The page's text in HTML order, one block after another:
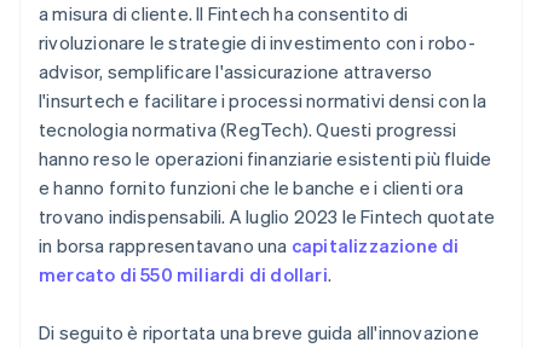
a misura di cliente. Il Fintech ha consentito di
rivoluzionare le strategie di investimento con i robo-
advisor, semplificare l'assicurazione attraverso
l'insurtech e facilitare i processi normativi densi con la
tecnologia normativa (RegTech). Questi progressi
hanno reso le operazioni finanziarie esistenti più fluide
e hanno fornito funzioni che le banche e i clienti ora
trovano indispensabili. A luglio 2023 le Fintech quotate
in borsa rappresentavano una capitalizzazione di
mercato di 550 miliardi di dollari.
Di seguito è riportata una breve guida all'innovazione